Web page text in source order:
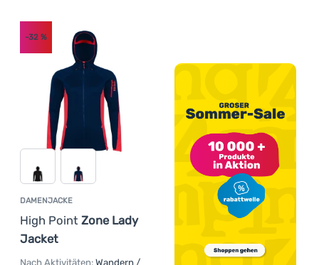
DAMENJACKE
High Point Zone Lady
Jacket
-32 %
Nach Aktivitäten: Wandern /